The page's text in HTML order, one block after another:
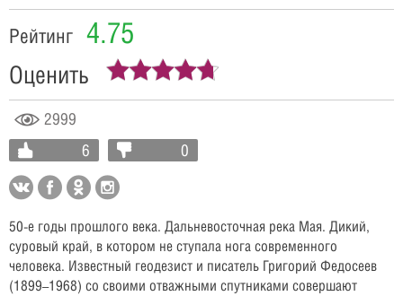
2999
6
0
Рейтинг 4.75
Оценить
50-е годы прошлого века. Дальневосточная река Мая. Дикий,
суровый край, в котором не ступала нога современного
человека. Известный геодезист и писатель Григорий Федосеев
(1899–1968) со своими отважными спутниками совершают